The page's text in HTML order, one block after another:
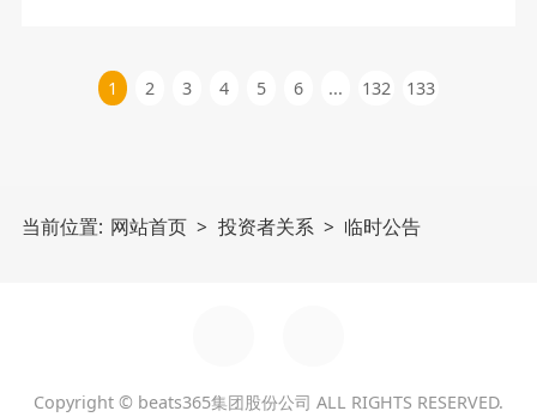
1 2 3 4 5 6 ... 132 133
当前位置: 网站首页 > 投资者关系 > 临时公告
GROUP SUBSIDIARY
Copyright © beats365集团股份公司 ALL RIGHTS RESERVED.